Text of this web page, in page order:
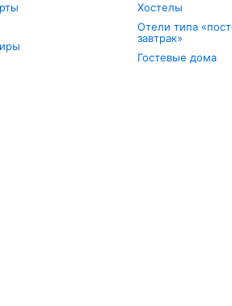
Хостелы
Отели типа
завтрак»
Гостевые дома